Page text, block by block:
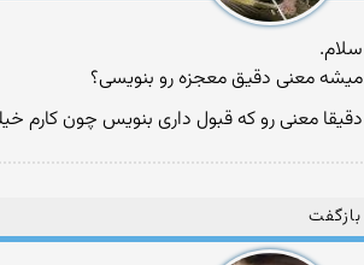
سلام.
میشه معنی دقیق معجزه رو بنویسی؟
دقیقا معنی رو كه قبول داری بنویس چون كارم
بازگفت